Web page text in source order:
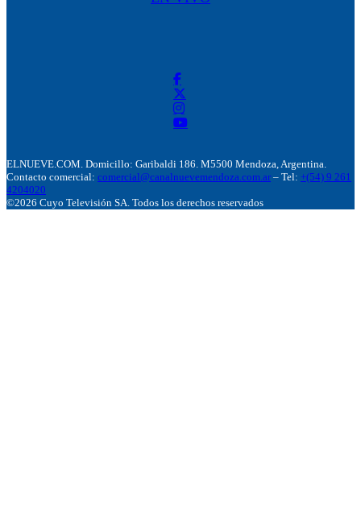
ELNUEVE.COM. Domicillo: Garibaldi 186. M5500 Mendoza, Argentina.
Contacto comercial: comercial@canalnuevemendoza.com.ar – Tel: +(54) 9 261
4204020
©2026 Cuyo Televisión SA. Todos los derechos reservados